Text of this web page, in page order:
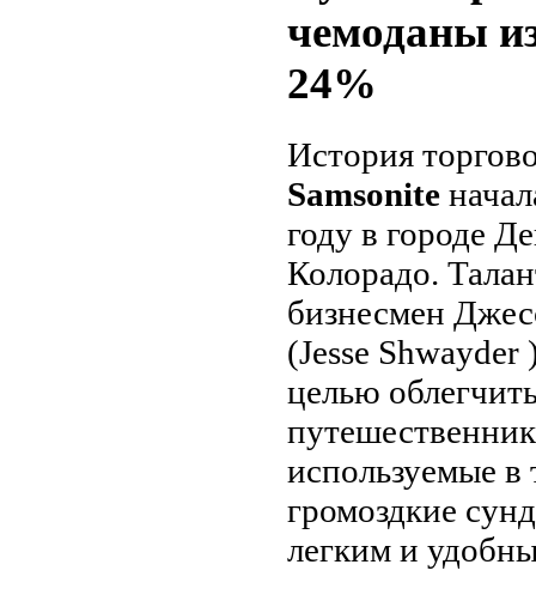
чемоданы
24%
История
Samsonite
году в городе
Колорадо.
бизнесмен
(Jesse Shwayder
целью
используемые в
громоздкие
легким и